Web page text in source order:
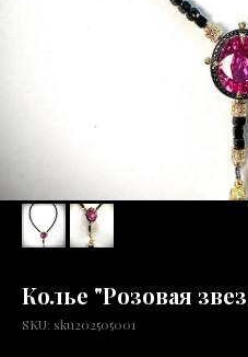
Колье "Розовая
SKU: sku202505001